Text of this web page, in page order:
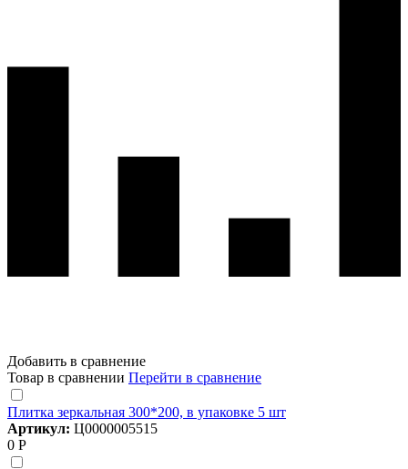
Добавить в сравнение
Товар в сравнении Перейти в сравнение
Плитка зеркальная 300*200, в упаковке 5 шт
Артикул: Ц0000005515
0 Р